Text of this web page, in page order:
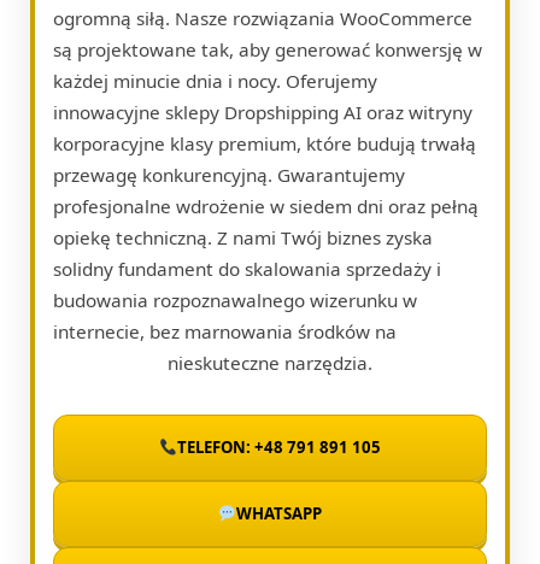
ogromną siłą. Nasze rozwiązania WooCommerce
są projektowane tak, aby generować konwersję w
każdej minucie dnia i nocy. Oferujemy
innowacyjne sklepy Dropshipping AI oraz witryny
korporacyjne klasy premium, które budują trwałą
przewagę konkurencyjną. Gwarantujemy
profesjonalne wdrożenie w siedem dni oraz pełną
opiekę techniczną. Z nami Twój biznes zyska
solidny fundament do skalowania sprzedaży i
budowania rozpoznawalnego wizerunku w
internecie, bez marnowania środków na
nieskuteczne narzędzia.
TELEFON: +48 791 891 105
WHATSAPP